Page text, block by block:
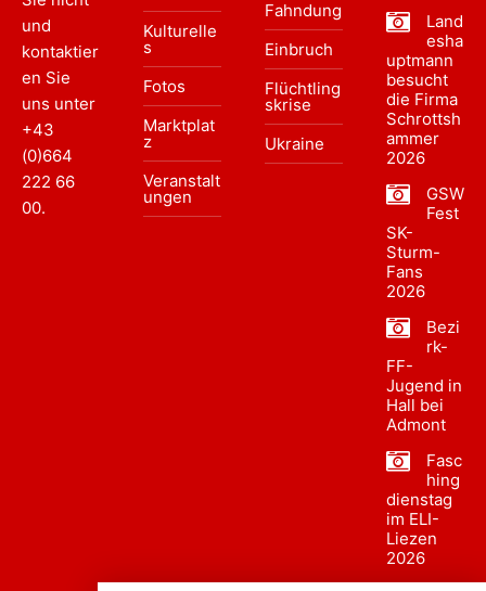
und
kontaktier
en Sie
uns unter
+43
(0)664
222 66
00.
Kulturelle
s
Fotos
Marktplat
z
Veranstalt
ungen
Fahndung
Einbruch
Flüchtling
skrise
Ukraine
Land
esha
uptmann
besucht
die Firma
Schrottsh
ammer
2026
GSW
Fest
SK-
Sturm-
Fans
2026
Bezi
rk-
FF-
Jugend in
Hall bei
Admont
Fasc
hing
dienstag
im ELI-
Liezen
2026